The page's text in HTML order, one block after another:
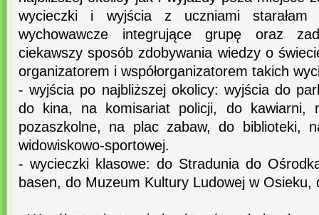
wycieczki i wyjścia z uczniami starałam
wychowawcze integrujące grupę oraz
ciekawszy sposób zdobywania wiedzy o
organizatorem i współorganizatorem takich
- wyjścia po najbliższej okolicy: wyjścia do
do kina, na komisariat policji, do kawiarni,
pozaszkolne, na plac zabaw, do biblioteki,
widowiskowo-sportowej.
- wycieczki klasowe: do Stradunia do
basen, do Muzeum Kultury Ludowej w Osieku,